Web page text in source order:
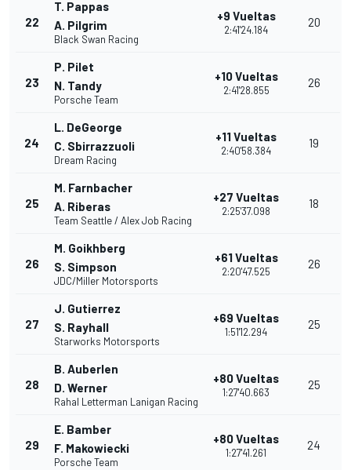
22
T. Pappas
A. Pilgrim
Black Swan Racing
+9 Vueltas
2:41'24.184
20
23
P. Pilet
N. Tandy
Porsche Team
+10 Vueltas
2:41'28.855
26
24
L. DeGeorge
C. Sbirrazzuoli
Dream Racing
+11 Vueltas
2:40'58.384
19
25
M. Farnbacher
A. Riberas
Team Seattle / Alex Job Racing
+27 Vueltas
2:25'37.098
18
26
M. Goikhberg
S. Simpson
JDC/Miller Motorsports
+61 Vueltas
2:20'47.525
26
27
J. Gutierrez
S. Rayhall
Starworks Motorsports
+69 Vueltas
1:51'12.294
25
28
B. Auberlen
D. Werner
Rahal Letterman Lanigan Racing
+80 Vueltas
1:27'40.663
25
29
E. Bamber
F. Makowiecki
Porsche Team
+80 Vueltas
1:27'41.261
24